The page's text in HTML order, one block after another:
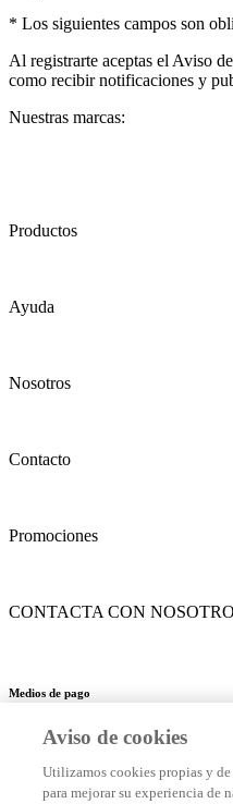
* Los siguientes campos son
Al registrarte aceptas el Aviso
como recibir notificaciones y
Nuestras marcas:
Productos
Ayuda
Nosotros
Contacto
Promociones
CONTACTA CON
Medios de pago
Este es un sitio seguro
Aviso de cookies
Utilizamos cookies propias y
para mejorar su experiencia de